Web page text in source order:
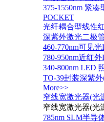
375-1550nm 紧
POCKET
光纤耦合型线性
深紫外激光二极
460-770nm可见
780-950nm近红
340-800nm LED
TO-39封装深紫
More>>
窄线宽激光器(光
窄线宽激光器(光
785nm SLM半导